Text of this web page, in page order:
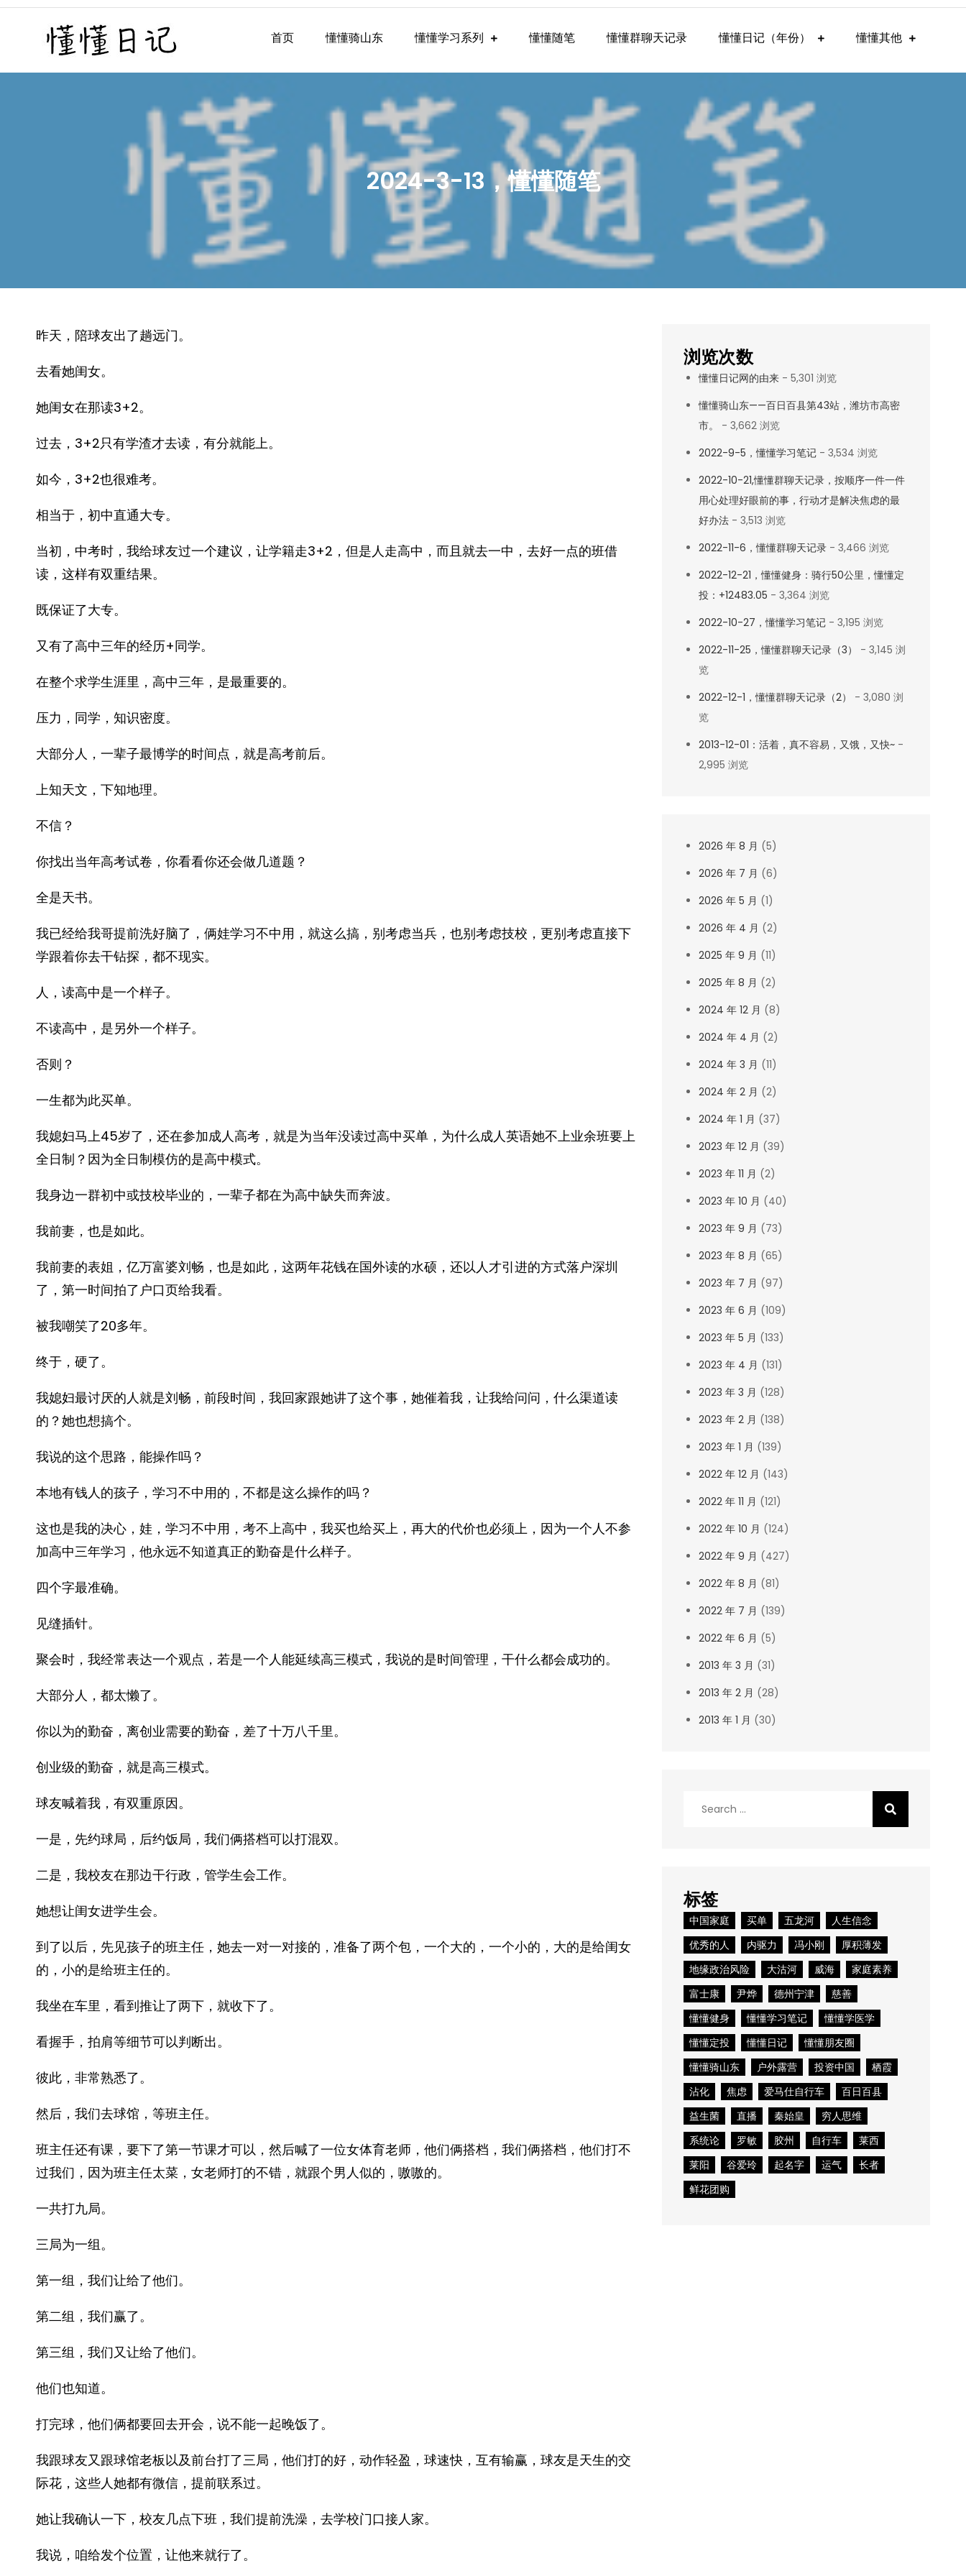
Skip
懂懂日记
懂懂日记网每天同步更新懂懂学习群内容
首页 懂懂骑山东 懂懂学习系列 懂懂随笔 懂懂群聊天记录 懂懂日记（年份） 懂懂其他
2024-3-13，懂懂随笔
昨天，陪球友出了趟远门。
去看她闺女。
她闺女在那读3+2。
过去，3+2只有学渣才去读，有分就能上。
如今，3+2也很难考。
相当于，初中直通大专。
当初，中考时，我给球友过一个建议，让学籍走3+2，但是人走高中，而且就去一中，去好一点的班借
读，这样有双重结果。
既保证了大专。
又有了高中三年的经历+同学。
在整个求学生涯里，高中三年，是最重要的。
压力，同学，知识密度。
大部分人，一辈子最博学的时间点，就是高考前后。
上知天文，下知地理。
不信？
你找出当年高考试卷，你看看你还会做几道题？
全是天书。
我已经给我哥提前洗好脑了，俩娃学习不中用，就这么搞，别考虑当兵，也别考虑技校，更别考虑直接下
学跟着你去干钻探，都不现实。
人，读高中是一个样子。
不读高中，是另外一个样子。
否则？
一生都为此买单。
我媳妇马上45岁了，还在参加成人高考，就是为当年没读过高中买单，为什么成人英语她不上业余班要上
全日制？因为全日制模仿的是高中模式。
我身边一群初中或技校毕业的，一辈子都在为高中缺失而奔波。
我前妻，也是如此。
我前妻的表姐，亿万富婆刘畅，也是如此，这两年花钱在国外读的水硕，还以人才引进的方式落户深圳
了，第一时间拍了户口页给我看。
被我嘲笑了20多年。
终于，硬了。
我媳妇最讨厌的人就是刘畅，前段时间，我回家跟她讲了这个事，她催着我，让我给问问，什么渠道读
的？她也想搞个。
我说的这个思路，能操作吗？
本地有钱人的孩子，学习不中用的，不都是这么操作的吗？
这也是我的决心，娃，学习不中用，考不上高中，我买也给买上，再大的代价也必须上，因为一个人不参
加高中三年学习，他永远不知道真正的勤奋是什么样子。
四个字最准确。
见缝插针。
聚会时，我经常表达一个观点，若是一个人能延续高三模式，我说的是时间管理，干什么都会成功的。
大部分人，都太懒了。
你以为的勤奋，离创业需要的勤奋，差了十万八千里。
创业级的勤奋，就是高三模式。
球友喊着我，有双重原因。
一是，先约球局，后约饭局，我们俩搭档可以打混双。
二是，我校友在那边干行政，管学生会工作。
她想让闺女进学生会。
到了以后，先见孩子的班主任，她去一对一对接的，准备了两个包，一个大的，一个小的，大的是给闺女
的，小的是给班主任的。
我坐在车里，看到推让了两下，就收下了。
看握手，拍肩等细节可以判断出。
彼此，非常熟悉了。
然后，我们去球馆，等班主任。
班主任还有课，要下了第一节课才可以，然后喊了一位女体育老师，他们俩搭档，我们俩搭档，他们打不
过我们，因为班主任太菜，女老师打的不错，就跟个男人似的，嗷嗷的。
一共打九局。
三局为一组。
第一组，我们让给了他们。
第二组，我们赢了。
第三组，我们又让给了他们。
他们也知道。
打完球，他们俩都要回去开会，说不能一起晚饭了。
我跟球友又跟球馆老板以及前台打了三局，他们打的好，动作轻盈，球速快，互有输赢，球友是天生的交
际花，这些人她都有微信，提前联系过。
她让我确认一下，校友几点下班，我们提前洗澡，去学校门口接人家。
我说，咱给发个位置，让他来就行了。
浏览次数
懂懂日记网的由来- 5,301 浏览
懂懂骑山东——百日百县第43站，潍坊市高密
市。
- 3,662 浏览
2022-9-5，懂懂学习笔记- 3,534 浏览
2022-10-21,懂懂群聊天记录，按顺序一件一件
用心处理好眼前的事，行动才是解决焦虑的最
好办法- 3,513 浏览
2022-11-6，懂懂群聊天记录- 3,466 浏览
2022-12-21，懂懂健身：骑行50公里，懂懂定
投：+12483.05 - 3,364 浏览
2022-10-27，懂懂学习笔记- 3,195 浏览
2022-11-25，懂懂群聊天记录（3）
- 3,145 浏
览
2022-12-1，懂懂群聊天记录（2）
- 3,080 浏
览
2013-12-01：活着，真不容易，又饿，又快~-
2,995 浏览
2026 年 8 月 (5)
2026 年 7 月 (6)
2026 年 5 月 (1)
2026 年 4 月 (2)
2025 年 9 月 (11)
2025 年 8 月 (2)
2024 年 12 月 (8)
2024 年 4 月 (2)
2024 年 3 月 (11)
2024 年 2 月 (2)
2024 年 1 月 (37)
2023 年 12 月 (39)
2023 年 11 月 (2)
2023 年 10 月 (40)
2023 年 9 月 (73)
2023 年 8 月 (65)
2023 年 7 月 (97)
2023 年 6 月 (109)
2023 年 5 月 (133)
2023 年 4 月 (131)
2023 年 3 月 (128)
2023 年 2 月 (138)
2023 年 1 月 (139)
2022 年 12 月 (143)
2022 年 11 月 (121)
2022 年 10 月 (124)
2022 年 9 月 (427)
2022 年 8 月 (81)
2022 年 7 月 (139)
2022 年 6 月 (5)
2013 年 3 月 (31)
2013 年 2 月 (28)
2013 年 1 月 (30)
标签
中国家庭 买单 五龙河
人生信念
优秀的人
内驱力 冯小刚
厚积薄发
地缘政治风险
大沽河 威海
家庭素养
富士康
尹烨 德州宁津
慈善
懂懂健身
懂懂学习笔记
懂懂学医学
懂懂定投
懂懂日记
懂懂朋友圈
懂懂骑山东
户外露营 投资中国
栖霞
沾化
焦虑 爱马仕自行车
百日百县
益生菌
直播 秦始皇
穷人思维
系统论
罗敏 胶州 自行车
莱西
莱阳
谷爱玲 起名字 运气
长者
鲜花团购